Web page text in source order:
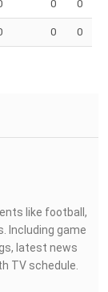
0 0
0 0
like football,
Including game
latest news
TV schedule.